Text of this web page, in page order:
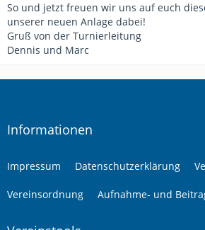
So und jetzt freuen wir uns auf euch
unserer neuen Anlage dabei!
Gruß von der Turnierleitung
Dennis und Marc
Informationen
Impressum Datenschutzerklärung
Vereinsordnung Aufnahme- und